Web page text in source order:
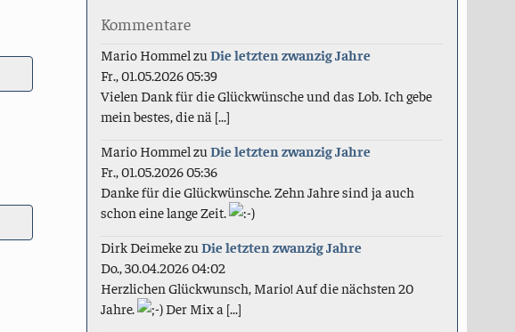
Kommentare
Mario Hommel zuDie letzten zwanzig Jahre
Fr., 01.05.2026 05:39
Vielen Dank für die Glückwünsche und das Lob. Ich gebe
mein bestes, die nä [...]
Mario Hommel zuDie letzten zwanzig Jahre
Fr., 01.05.2026 05:36
Danke für die Glückwünsche. Zehn Jahre sind ja auch
schon eine lange Zeit.
Dirk DeimekezuDie letzten zwanzig Jahre
Do., 30.04.2026 04:02
Herzlichen Glückwunsch, Mario! Auf die nächsten 20
Jahre.
Der Mix a [...]